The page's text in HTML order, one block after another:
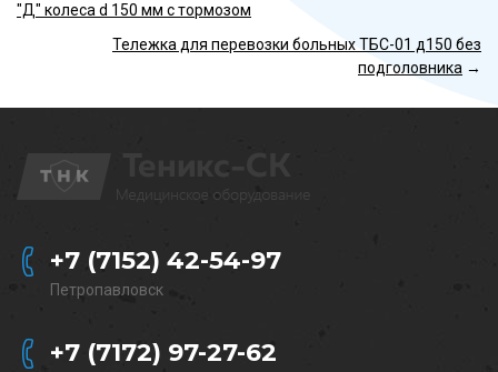
"Д" колеса d 150 мм с тормозом
Тележка для перевозки больных ТБС-01 д150 без
подголовника →
+7 (7152) 42-54-97
Петропавловск
+7 (7172) 97-27-62